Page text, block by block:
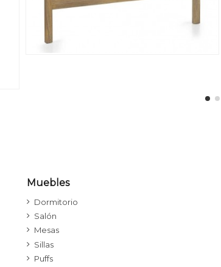
Muebles
Dormitorio
Salón
Mesas
Sillas
Puffs